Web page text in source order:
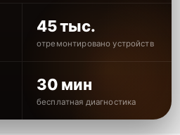
45 тыс.
отремонтировано устройств
30 мин
бесплатная диагностика